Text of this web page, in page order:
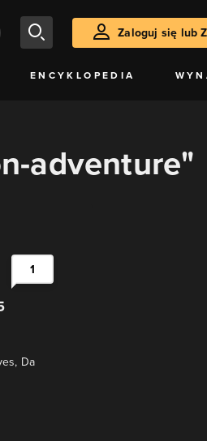
Zaloguj się lub
ENCYKLOPEDIA
adventure"
Da
1